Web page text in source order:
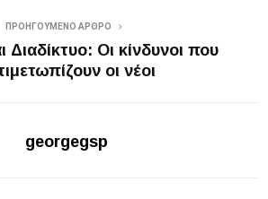
ΠΡΟΗΓΟΎΜΕΝΟ ΆΡΘΡΟ
Οι κίνδυνοι που
οι νέοι
georgegsp